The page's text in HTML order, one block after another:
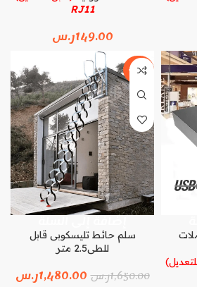
RJ11
149.00ر.س
-10%
إضافة إلى السلة
سلم حائط تليسكوبى قابل
للطى2.5 متر
1,650.00ر.س 1,480.00ر.س